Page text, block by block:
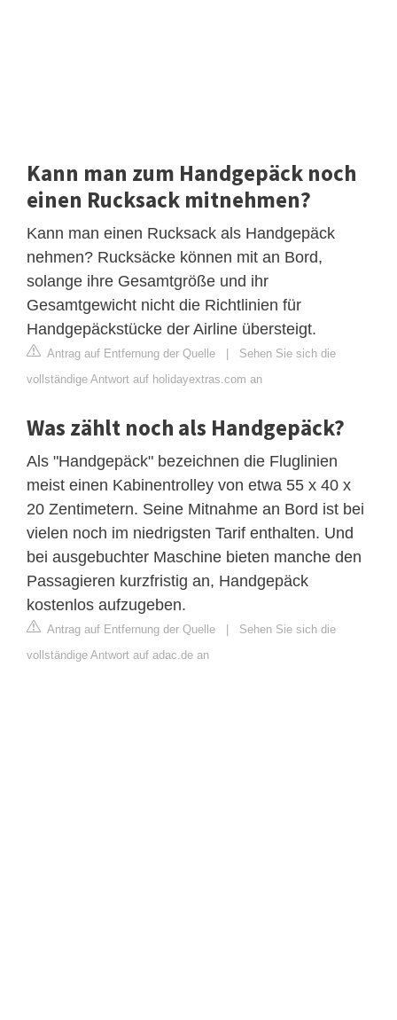
Kann man zum Handgepäck noch
einen Rucksack mitnehmen?
Kann man einen Rucksack als Handgepäck
nehmen? Rucksäcke können mit an Bord,
solange ihre Gesamtgröße und ihr
Gesamtgewicht nicht die Richtlinien für
Handgepäckstücke der Airline übersteigt.
Antrag auf Entfernung der Quelle
Sehen Sie sich die
vollständige Antwort auf holidayextras.com an
Was zählt noch als Handgepäck?
Als "Handgepäck" bezeichnen die Fluglinien
meist einen Kabinentrolley von etwa 55 x 40 x
20 Zentimetern. Seine Mitnahme an Bord ist bei
vielen noch im niedrigsten Tarif enthalten. Und
bei ausgebuchter Maschine bieten manche den
Passagieren kurzfristig an, Handgepäck
kostenlos aufzugeben.
Antrag auf Entfernung der Quelle
Sehen Sie sich die
vollständige Antwort auf adac.de an